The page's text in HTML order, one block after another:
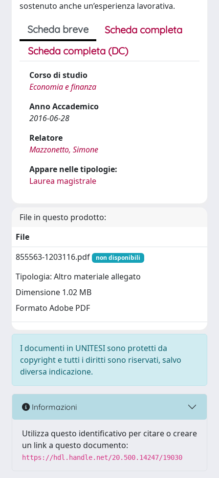
sostenuto anche un’esperienza lavorativa.
Scheda breve
Scheda completa
Scheda completa (DC)
Corso di studio
Economia e finanza
Anno Accademico
2016-06-28
Relatore
Mazzonetto, Simone
Appare nelle tipologie:
Laurea magistrale
File in questo prodotto:
File
855563-1203116.pdf
non disponibili
Tipologia: Altro materiale allegato
Dimensione 1.02 MB
Formato Adobe PDF
I documenti in UNITESI sono protetti da
copyright e tutti i diritti sono riservati, salvo
diversa indicazione.
Informazioni
Utilizza questo identificativo per citare o creare
un link a questo documento:
https://hdl.handle.net/20.500.14247/19030